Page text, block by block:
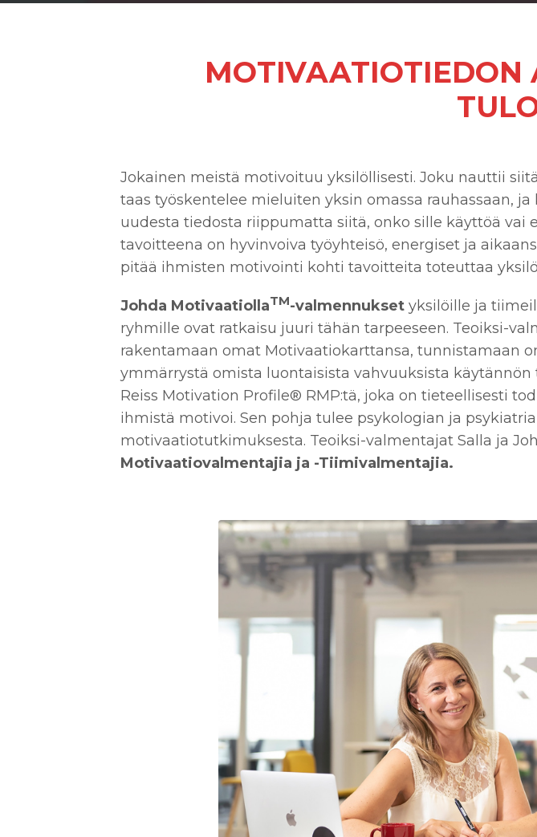
Jokainen meistä motivoituu yksilöllisesti. Joku nauttii
taas työskentelee mieluiten yksin omassa rauhassaan,
uudesta tiedosta riippumatta siitä, onko sille käyttöä vai
tavoitteena on hyvinvoiva työyhteisö, energiset ja
pitää ihmisten motivointi kohti tavoitteita toteuttaa
Johda MotivaatiollaTM-valmennuksetyksilöille ja
ryhmille ovat ratkaisu juuri tähän tarpeeseen. Teoiksi-
rakentamaan omat Motivaatiokarttansa, tunnistamaan
ymmärrystä omista luontaisista vahvuuksista
Reiss Motivation Profile® RMP:tä, joka on tieteellisesti
ihmistä motivoi. Sen pohja tulee psykologian ja
motivaatiotutkimuksesta. Teoiksi-valmentajat Salla ja
Motivaatiovalmentajia ja -Tiimivalmentajia.